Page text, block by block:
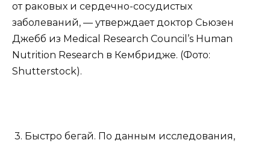
от раковых и сердечно-сосудистых
заболеваний, — утверждает доктор Сьюзен
Джебб из Medical Research Council’s Human
Nutrition Research в Кембридже. (Фото:
Shutterstock).
3. Быстро бегай. По данным исследования,